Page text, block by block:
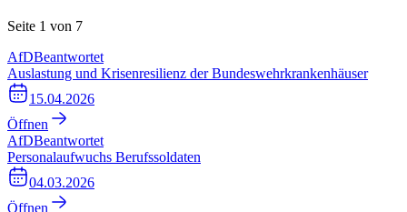
Seite 1 von 7
AfDBeantwortet
Auslastung und Krisenresilienz der Bundeswehrkrankenhäuser
15.04.2026
Öffnen
AfDBeantwortet
Personalaufwuchs Berufssoldaten
04.03.2026
Öffnen